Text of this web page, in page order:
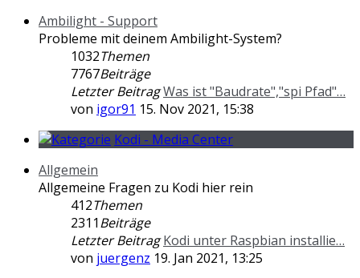
Ambilight - Support
Probleme mit deinem Ambilight-System?
1032Themen
7767Beiträge
Letzter BeitragWas ist "Baudrate","spi Pfad"…
von igor91 15. Nov 2021, 15:38
Kodi - Media Center
Allgemein
Allgemeine Fragen zu Kodi hier rein
412Themen
2311Beiträge
Letzter Beitrag Kodi unter Raspbian installie…
von juergenz 19. Jan 2021, 13:25